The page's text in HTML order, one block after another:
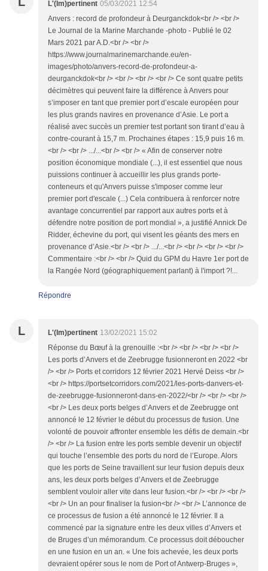
L'(Im)pertinent 05/03/2021 12:54
Anvers : record de profondeur à Deurganckdok<br /> <br />
Le Journal de la Marine Marchande -photo - Publié le 02
Mars 2021 par A.D.<br /> <br />
https://www.journalmarinemarchande.eu/en-
images/photo/anvers-record-de-profondeur-a-
deurganckdok<br /> <br /> <br /> <br /> Ce sont quatre petits
décimètres qui peuvent faire la différence à Anvers pour
s’imposer en tant que premier port d’escale européen pour
les plus grands navires en provenance d’Asie. Le port a
réalisé avec succès un premier test portant son tirant d’eau à
contre-courant à 15,7 m. Prochaines étapes : 15,9 puis 16 m.
<br /> <br /> .../...<br /> <br /> « Afin de conserver notre
position économique mondiale (...), il est essentiel que nous
puissions continuer à accueillir les plus grands porte-
conteneurs et qu'Anvers puisse s'imposer comme leur
premier port d'escale (...) Cela contribuera à renforcer notre
avantage concurrentiel par rapport aux autres ports et à
défendre notre position de port mondial », a justifié Annick De
Ridder, échevine du port, qui visent les géants des mers en
provenance d’Asie.<br /> <br /> .../...<br /> <br /> <br /> <br />
Commentaire :<br /> <br /> Quid du GPM du Havre 1er port de
la Rangée Nord (géographiquement parlant) à l'import ?!...
Répondre
L L'(Im)pertinent 13/02/2021 15:02
Réponse du Bœuf à la grenouille :<br /> <br /> <br /> <br />
Les ports d’Anvers et de Zeebrugge fusionneront en 2022 <br
/> <br /> Ports et corridors 12 février 2021 Hervé Deiss <br />
<br /> https://portsetcorridors.com/2021/les-ports-danvers-et-
de-zeebrugge-fusionneront-dans-en-2022/<br /> <br /> <br />
<br /> Les deux ports belges d’Anvers et de Zeebrugge ont
annoncé le 12 février le début du processus de fusion. Une
volonté de pouvoir affronter ensemble les défis de demain.<br
/> <br /> La fusion entre les ports semble devenir un objectif
qui touche l’ensemble des ports du nord de l’Europe. Alors
que les ports de Seine travaillent sur leur fusion depuis deux
ans, les deux ports belges d’Anvers et de Zeebrugge
semblent vouloir aller vite dans leur fusion.<br /> <br /> <br />
<br /> Un an pour finaliser la fusion<br /> <br /> L’annonce de
ce processus de fusion a été annoncé le 12 février. Il a
commencé par la signature entre les deux villes d’Anvers et
de Bruges d’un mémorandum. Ce processus doit déboucher
en une fusion en un an. « Une fois achevée, les deux ports
devraient opérer sous le nom de Port of Antwerp-Bruges »,